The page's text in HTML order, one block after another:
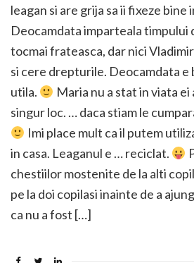
leagan si are grija sa ii fixeze bine
Deocamdata imparteala timpului
tocmai frateasca, dar nici
si cere drepturile. Deocamdata
utila.
Maria nu a stat in viata
singur loc. … daca stiam le
Imi place mult ca il putem
in casa. Leaganul e … reciclat.
chestiilor mostenite de la alti
pe la doi copilasi inainte de a
ca nu a fost […]